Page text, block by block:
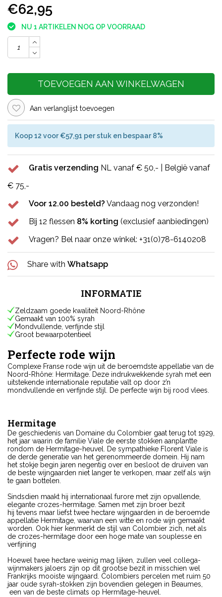
€62,95
NU 1 ARTIKELEN NOG OP VOORRAAD
TOEVOEGEN AAN WINKELWAGEN
Aan verlanglijst toevoegen
Koop 12 voor €57,91 per stuk en bespaar 8%
Gratis verzending NL vanaf € 50,- | België vanaf
€ 75,-
Voor 12.00 besteld? Vandaag nog verzonden!
Bij 12 flessen 8% korting (exclusief aanbiedingen)
Vragen? Bel naar onze winkel: +31(0)78-6140208
Share with Whatsapp
INFORMATIE
Zeldzaam goede kwaliteit Noord-Rhône
Gemaakt van 100% syrah
Mondvullende, verfijnde stijl
Groot bewaarpotentieel
Perfecte rode wijn
Complexe Franse rode wijn uit de beroemdste appellatie van de
Noord-Rhône: Hermitage. Deze indrukwekkende syrah met een
uitstekende internationale reputatie valt op door z’n
mondvullende en verfijnde stijl. De perfecte wijn bij rood vlees.
Hermitage
De geschiedenis van Domaine du Colombier gaat terug tot 1929,
het jaar waarin de familie Viale de eerste stokken aanplantte
rondom de Hermitage-heuvel. De sympathieke Florent Viale is
de derde generatie van het gerenommeerde domein. Hij nam
het stokje begin jaren negentig over en besloot de druiven van
de beste wijngaarden niet langer te verkopen, maar zelf als wijn
te gaan bottelen.
Sindsdien maakt hij internationaal furore met zijn opvallende,
elegante crozes-hermitage. Samen met zijn broer bezit
hij tevens maar liefst twee hectare wijngaarden in de beroemde
appellatie Hermitage, waarvan een witte en rode wijn gemaakt
worden. Ook hier kenmerkt de stijl van Colombier zich, net als
de crozes-hermitage door een hoge mate van souplesse en
verfijning
Hoewel twee hectare weinig mag lijken, zullen veel collega-
wijnmakers jaloers zijn op dit grootse bezit in misschien wel
Frankrijks mooiste wijngaard. Colombiers percelen met ruim 50
jaar oude syrah-stokken zijn bovendien gelegen in Beaumes,
een van de beste climats op Hermitage-heuvel.